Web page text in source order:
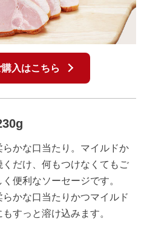
入はこちら
かな口当たり。マイルドか
だけ、何もつけなくてもご
便利なソーセージです。
かな口当たりかつマイルド
すっと溶け込みます。